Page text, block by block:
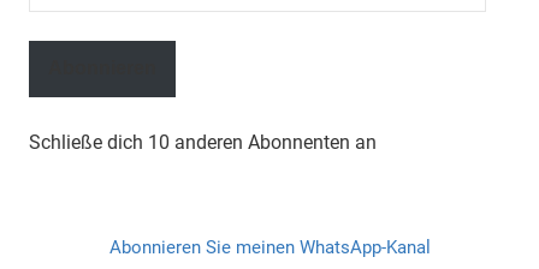
Mail-
Adresse
Schließe dich 10 anderen Abonnenten an
Abonnieren Sie meinen WhatsApp-Kanal